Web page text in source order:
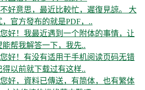
好意思，最近比較忙，遲復見諒。 大
官方發布的就是PDF，..
好！我最近遇到一个附体的事情，让
帮我解答一下，我先..
好！有没有适用于手机阅读页码无错
以前就下载过有这样..
好，資料已傳送，有简体，也有繁体